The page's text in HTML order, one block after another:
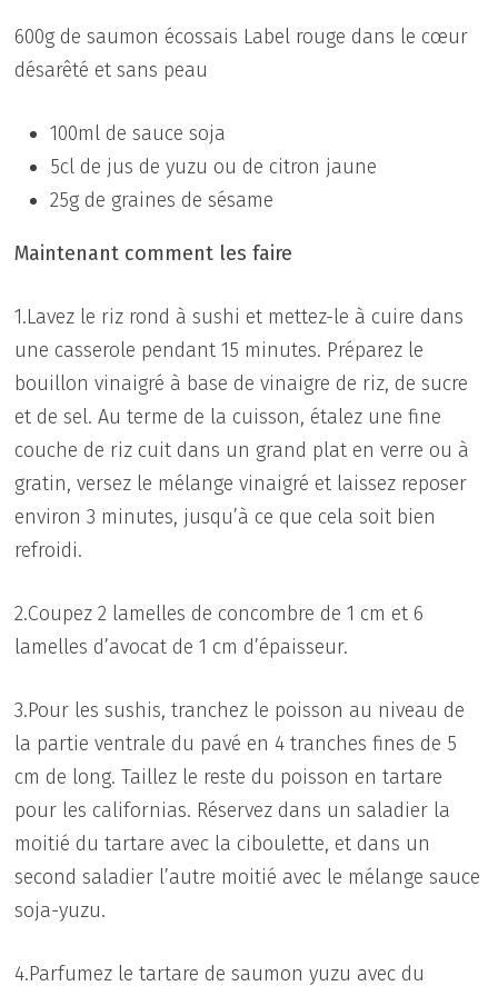
600g de saumon écossais Label rouge dans le cœur
désarêté et sans peau
100ml de sauce soja
5cl de jus de yuzu ou de citron jaune
25g de graines de sésame
Maintenant comment les faire
1.Lavez le riz rond à sushi et mettez-le à cuire dans
une casserole pendant 15 minutes. Préparez le
bouillon vinaigré à base de vinaigre de riz, de sucre
et de sel. Au terme de la cuisson, étalez une fine
couche de riz cuit dans un grand plat en verre ou à
gratin, versez le mélange vinaigré et laissez reposer
environ 3 minutes, jusqu’à ce que cela soit bien
refroidi.
2.Coupez 2 lamelles de concombre de 1 cm et 6
lamelles d’avocat de 1 cm d’épaisseur.
3.Pour les sushis, tranchez le poisson au niveau de
la partie ventrale du pavé en 4 tranches fines de 5
cm de long. Taillez le reste du poisson en tartare
pour les californias. Réservez dans un saladier la
moitié du tartare avec la ciboulette, et dans un
second saladier l’autre moitié avec le mélange sauce
soja-yuzu.
4.Parfumez le tartare de saumon yuzu avec du